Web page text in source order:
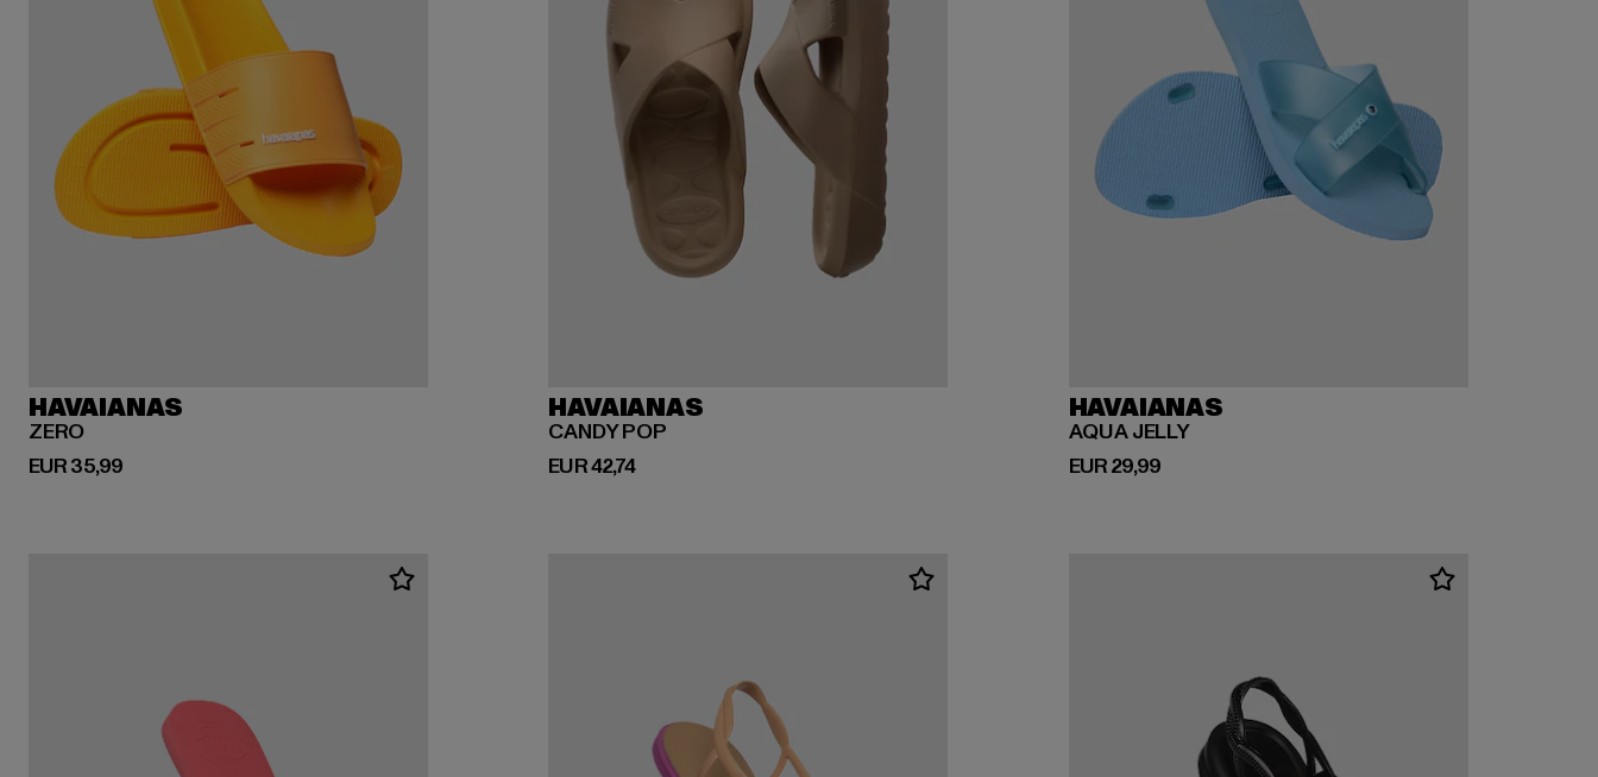
HAVAIANAS
ZERO
EUR 35,99
Huidige prijs: EUR 35,99
HAVAIANAS
CANDY POP
EUR 42,74
Huidige prijs: EUR 42,74
HAVAIANAS
AQUA JELLY
EUR 29,99
Huidige prijs: EUR 29,99